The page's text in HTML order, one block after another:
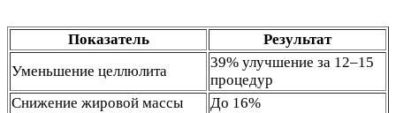
Показатель
Результат
Уменьшение целлюлита
39% улучшение за 12–15
процедур
Снижение жировой массы
До 16%